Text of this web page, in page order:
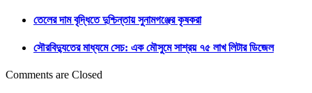
তেলের দাম বৃদ্ধিতে দুশ্চিন্তায় সুনামগঞ্জের কৃষকরা
সৌরবিদ্যুতের মাধ্যমে সেচ: এক মৌসুমে সাশ্রয় ৭৫ লাখ লিটার ডিজেল
Comments are Closed